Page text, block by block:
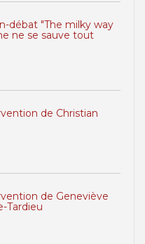
débat "The milky way
ne se sauve tout
de Christian
de Geneviève
Tardieu